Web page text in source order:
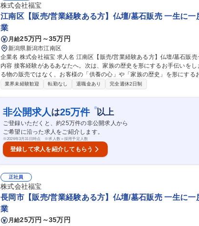
株式会社福宝
江南区【販売/営業経験ある方】仏壇/墓石販売 一生に
業
月給25万円～35万円
新潟県新潟市江南区
企業名 株式会社福宝 求人名 江南区【販売/営業経験ある方】仏壇/墓石販売★一生に一度の感謝に立ち会う 仕事の
内容 接客経験があるあなたへ。次は、家族の歴史を形にするお手伝いを
る物の販売ではなく、お客様の「供養の心」や「家族の歴史」を形にするお手伝いです。 既
く、家紋や石の種類などひとつひとつお客様の要望に寄り添う、オーダー
一度の感謝に立ち会う
業界未経験歓迎 転勤なし 退職金あり 完全週休2日制
非公開求人 は25万件 ※以上
ご登録いただくと、約25万件の非公開求人から
ご希望に沿った求人をご紹介します。
※2026年3月31日時点 ※求人数＝採用予定人数
登録して求人を紹介してもらう
正社員
株式会社福宝
長岡市【販売/営業経験ある方】仏壇/墓石販売 一生に
業
月給25万円～35万円